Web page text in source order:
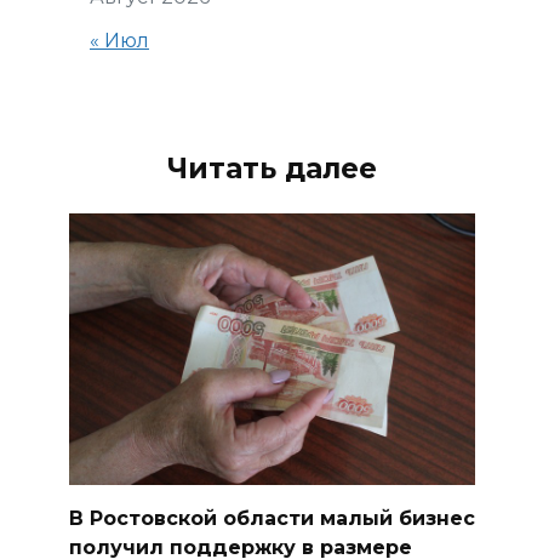
« Июл
Читать далее
В Ростовской области малый бизнес
получил поддержку в размере